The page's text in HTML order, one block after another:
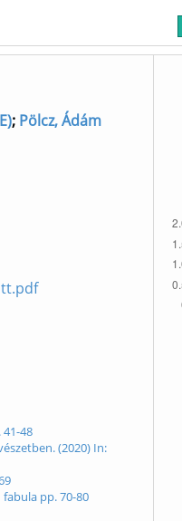
; Pölcz, Ádám
48
(2020) In:
pp. 70-80